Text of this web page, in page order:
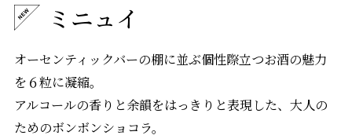
ミニュイ
オーセンティックバーの棚に並ぶ個性際立つお酒の魅力
を６粒に凝縮。
アルコールの香りと余韻をはっきりと表現した、大人の
ためのボンボンショコラ。